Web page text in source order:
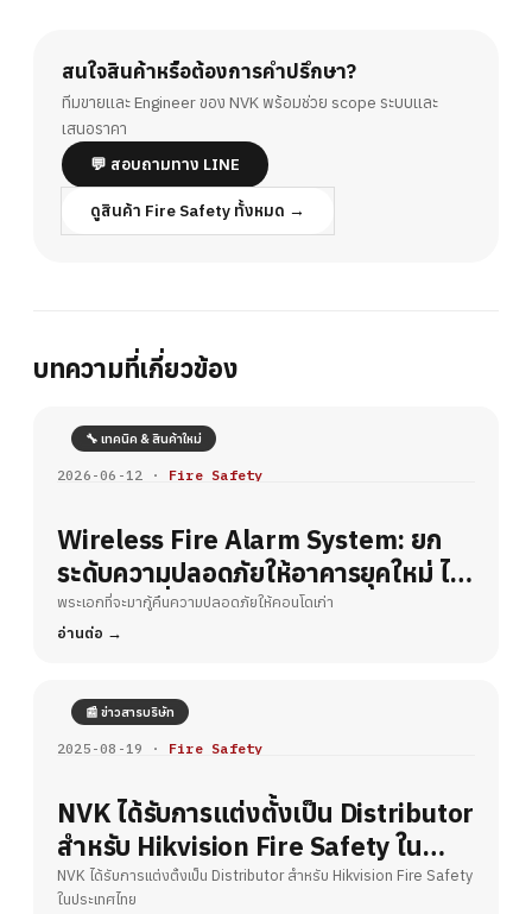
สนใจสินค้าหรือต้องการคำปรึกษา?
ทีมขายและ Engineer ของ NVK พร้อมช่วย scope ระบบและ
เสนอราคา
💬 สอบถามทาง LINE
ดูสินค้า Fire Safety ทั้งหมด →
บทความที่เกี่ยวข้อง
🔧 เทคนิค & สินค้าใหม่
2026-06-12 · Fire Safety
Wireless Fire Alarm System: ยก
ระดับความปลอดภัยให้อาคารยุคใหม่ ไร้
ขีดจำกัดเรื่องการเดินสาย
พระเอกที่จะมากู้คืนความปลอดภัยให้คอนโดเก่า
อ่านต่อ
📰 ข่าวสารบริษัท
2025-08-19 · Fire Safety
NVK ได้รับการแต่งตั้งเป็น Distributor
สำหรับ Hikvision Fire Safety ใน
ประเทศไทย
NVK ได้รับการแต่งตั้งเป็น Distributor สำหรับ Hikvision Fire Safety
ในประเทศไทย